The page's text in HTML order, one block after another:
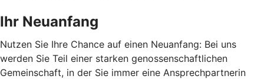
Ihr Neuanfang
Nutzen Sie Ihre Chance auf einen Neuanfang: Bei uns
werden Sie Teil einer starken genossenschaftlichen
Gemeinschaft, in der Sie immer eine Ansprechpartnerin